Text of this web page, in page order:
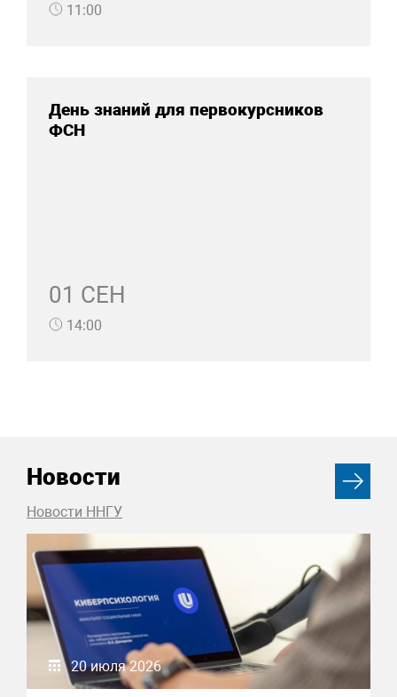
11:00
День знаний для первокурсников
ФСН
01 СЕН
14:00
Новости
Новости ННГУ
20 июля 2026